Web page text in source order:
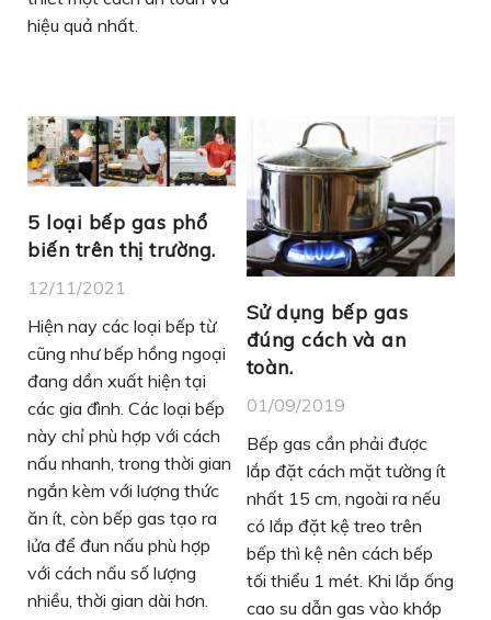
hiệu quả nhất.
5 loại bếp gas phổ
biến trên thị trường.
12/11/2021
Hiện nay các loại bếp từ
cũng như bếp hồng ngoại
đang dần xuất hiện tại
các gia đình. Các loại bếp
này chỉ phù hợp với cách
nấu nhanh, trong thời gian
ngắn kèm với lượng thức
ăn ít, còn bếp gas tạo ra
lửa để đun nấu phù hợp
với cách nấu số lượng
nhiều, thời gian dài hơn.
Sử dụng bếp gas
đúng cách và an
toàn.
01/09/2019
Bếp gas cần phải được
lắp đặt cách mặt tường ít
nhất 15 cm, ngoài ra nếu
có lắp đặt kệ treo trên
bếp thì kệ nên cách bếp
tối thiểu 1 mét. Khi lắp ống
cao su dẫn gas vào khớp